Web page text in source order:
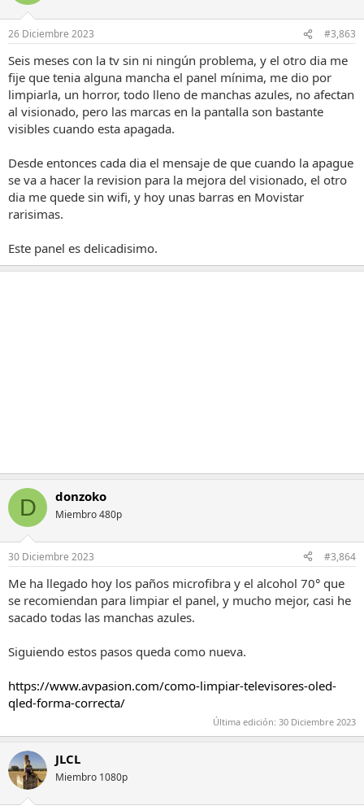
26 Diciembre 2023 #3,863
Seis meses con la tv sin ni ningún problema, y el otro dia me
fije que tenia alguna mancha el panel mínima, me dio por
limpiarla, un horror, todo lleno de manchas azules, no afectan
al visionado, pero las marcas en la pantalla son bastante
visibles cuando esta apagada.
Desde entonces cada dia el mensaje de que cuando la apague
se va a hacer la revision para la mejora del visionado, el otro
dia me quede sin wifi, y hoy unas barras en Movistar
rarisimas.
Este panel es delicadisimo.
D donzoko
Miembro 480p
30 Diciembre 2023 #3,864
Me ha llegado hoy los paños microfibra y el alcohol 70° que
se recomiendan para limpiar el panel, y mucho mejor, casi he
sacado todas las manchas azules.
Siguiendo estos pasos queda como nueva.
https://www.avpasion.com/como-limpiar-televisores-oled-
qled-forma-correcta/
Última edición: 30 Diciembre 2023
JLCL
Miembro 1080p